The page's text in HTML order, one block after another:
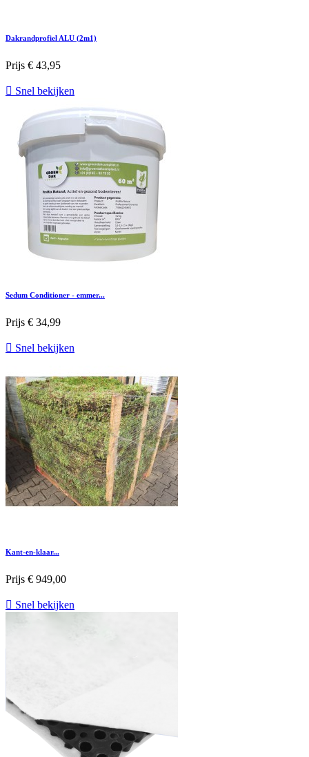
Dakrandprofiel ALU (2m1)
Prijs € 43,95
 Snel bekijken
Sedum Conditioner - emmer...
Prijs € 34,99
 Snel bekijken
Kant-en-klaar...
Prijs € 949,00
 Snel bekijken